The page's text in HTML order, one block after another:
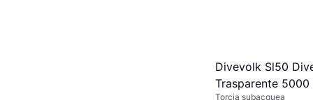
Divevolk Sl50
Trasparente 5000
Torcia subacquea